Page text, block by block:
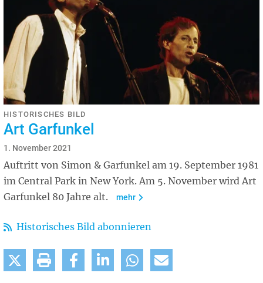
HISTORISCHES BILD
Art Garfunkel
1. November 2021
Auftritt von Simon & Garfunkel am 19. September 1981
im Central Park in New York. Am 5. November wird Art
Garfunkel 80 Jahre alt.
mehr
Historisches Bild abonnieren